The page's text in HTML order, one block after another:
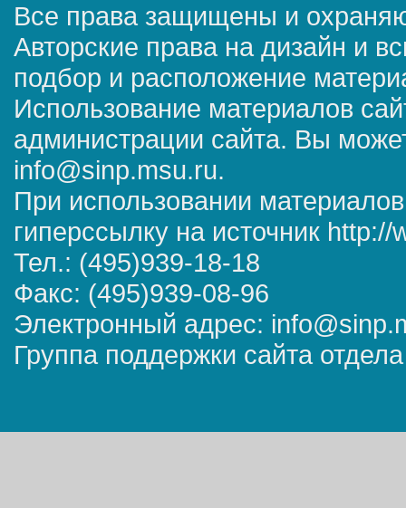
Все права защищены и
Авторские права на дизайн и
подбор и расположение
Использование материалов
администрации сайта. Вы
info@sinp.msu.ru.
При использовании
гиперссылку на источник
Тел.: (495)939-18-18
Факс: (495)939-08-96
Электронный адрес:
Группа поддержки сайта